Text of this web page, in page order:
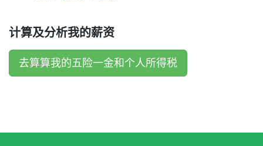
计算及分析我的薪资
去算算我的五险一金和个人所得税